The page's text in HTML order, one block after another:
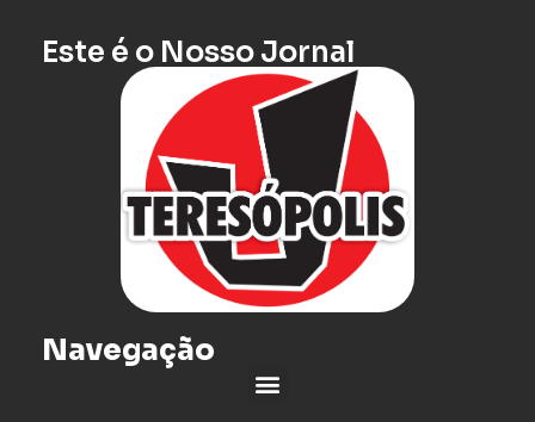
Este é o Nosso Jornal
Navegação